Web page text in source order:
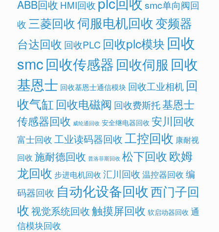
ABB回收 HMI回收
smc单向阀回
收 三菱回收伺服电机回收变频器
台达回收 回收PLC 回收plc模块 回收
smc回收传感器回收伺服 回收
基恩士 回收基恩士通信模块 回收工业相机 回
收气缸 回收电磁阀 回收费斯托基恩士
传感器回收 威纶通回收 安全继电器回收 安川回收
富士回收 工业读码器回收工控回收 康耐视
回收 施耐德回收 普洛菲斯回收 松下回收欧姆
龙回收 步进电机回收 汇川回收 温控器回收 编
码器回收 自动化设备回收西门子回
收视觉系统回收触摸屏回收 软启动器回收 通
信模块回收